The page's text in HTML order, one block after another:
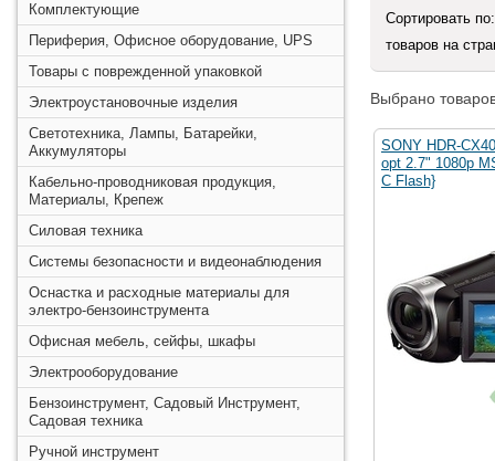
Комплектующие
Периферия, Офисное оборудование, UPS
Товары с поврежденной упаковкой
Электроустановочные изделия
Светотехника, Лампы, Батарейки,
Аккумуляторы
Кабельно-проводниковая продукция,
Материалы, Крепеж
Силовая техника
Системы безопасности и видеонаблюдения
Оснастка и расходные материалы для
электро-бензоинструмента
Офисная мебель, сейфы, шкафы
Электрооборудование
Бензоинструмент, Садовый Инструмент,
Садовая техника
Ручной инструмент
Сортировать
товаров на
Выбрано
SONY HDR-
opt 2.7" 1080p
C Flash}